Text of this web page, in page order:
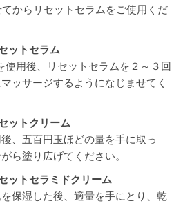
からリセットセラムをご使用くだ
ットセラム
使用後、リセットセラムを２～３回
ッサージするようになじませてく
ットクリーム
、五百円玉ほどの量を手に取っ
ら塗り広げてください。
ットセラミドクリーム
保湿した後、適量を手にとり、乾